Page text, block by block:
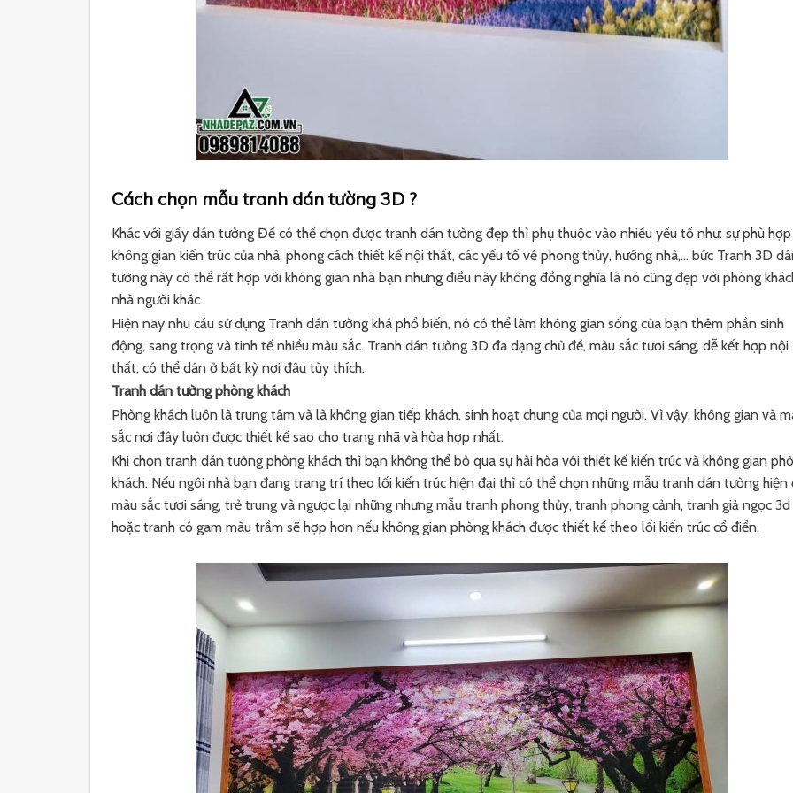
Cách chọn mẫu tranh dán tường 3D ?
Khác với giấy dán tường Để có thể chọn được tranh dán tường đẹp thì phụ thuộc vào nhiều yếu tố như: sự phù
không gian kiến trúc của nhà, phong cách thiết kế nội thất, các yếu tố về phong thủy, hướng nhà,… bức Tranh 3D
tường này có thể rất hợp với không gian nhà bạn nhưng điều này không đồng nghĩa là nó cũng đẹp với phòng
nhà người khác.
Hiện nay nhu cầu sử dụng Tranh dán tường khá phổ biến, nó có thể làm không gian sống của bạn thêm phần sinh
động, sang trọng và tinh tế nhiều màu sắc. Tranh dán tường 3D đa dạng chủ đề, màu sắc tươi sáng, dễ kết hợp nội
thất, có thể dán ở bất kỳ nơi đâu tùy thích.
Tranh dán tường phòng khách
Phòng khách luôn là trung tâm và là không gian tiếp khách, sinh hoạt chung của mọi người. Vì vậy, không gian và
sắc nơi đây luôn được thiết kế sao cho trang nhã và hòa hợp nhất.
Khi chọn tranh dán tường phòng khách thì bạn không thể bỏ qua sự hài hòa với thiết kế kiến trúc và không gian
khách. Nếu ngôi nhà bạn đang trang trí theo lối kiến trúc hiện đại thì có thể chọn những mẫu tranh dán tường hiện
màu sắc tươi sáng, trẻ trung và ngược lại những nhưng mẫu tranh phong thủy, tranh phong cảnh, tranh giả ngọc 3d
hoặc tranh có gam màu trầm sẽ hợp hơn nếu không gian phòng khách được thiết kế theo lối kiến trúc cổ điển.